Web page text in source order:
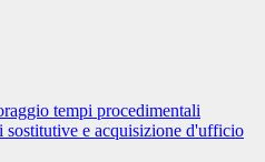
tempi procedimentali
sostitutive e acquisizione d'ufficio